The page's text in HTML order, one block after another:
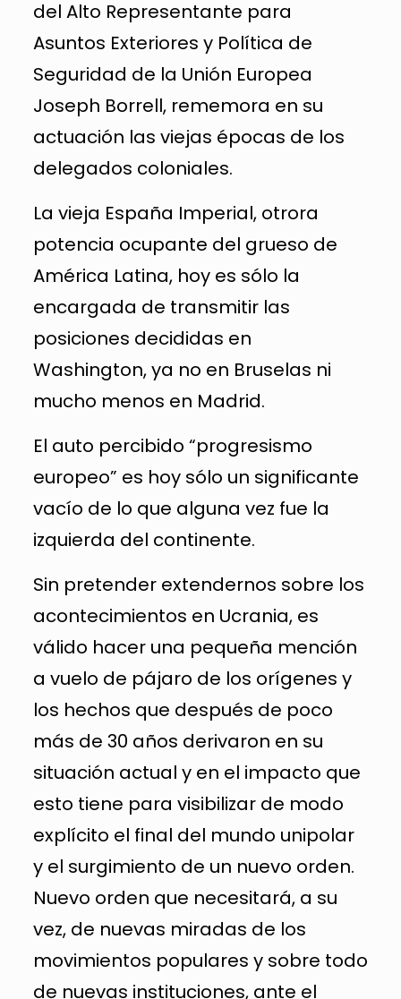
del Alto Representante para
Asuntos Exteriores y Política de
Seguridad de la Unión Europea
Joseph Borrell, rememora en su
actuación las viejas épocas de los
delegados coloniales.
La vieja España Imperial, otrora
potencia ocupante del grueso de
América Latina, hoy es sólo la
encargada de transmitir las
posiciones decididas en
Washington, ya no en Bruselas ni
mucho menos en Madrid.
El auto percibido “progresismo
europeo” es hoy sólo un significante
vacío de lo que alguna vez fue la
izquierda del continente.
Sin pretender extendernos sobre los
acontecimientos en Ucrania, es
válido hacer una pequeña mención
a vuelo de pájaro de los orígenes y
los hechos que después de poco
más de 30 años derivaron en su
situación actual y en el impacto que
esto tiene para visibilizar de modo
explícito el final del mundo unipolar
y el surgimiento de un nuevo orden.
Nuevo orden que necesitará, a su
vez, de nuevas miradas de los
movimientos populares y sobre todo
de nuevas instituciones, ante el